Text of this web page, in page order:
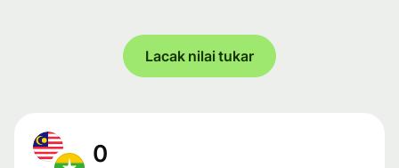
Lacak nilai tukar
0